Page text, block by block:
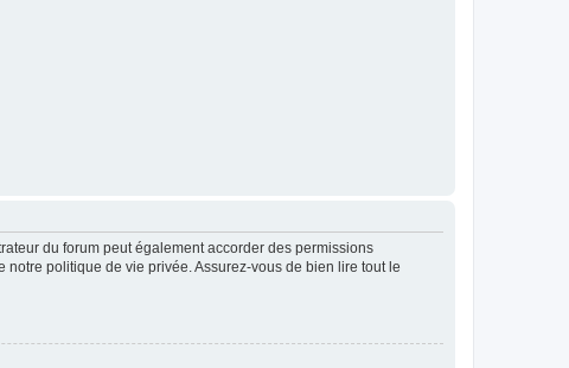
du forum peut également accorder des permissions
politique de vie privée. Assurez-vous de bien lire tout le